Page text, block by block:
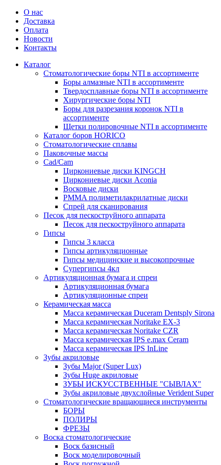
О нас
Доставка
Оплата
Новости
Контакты
Каталог
Стоматологические боры NTI в ассортименте
Боры алмазные NTI в ассортименте
Твердосплавные боры NTI в ассортименте
Хирургические боры NTI
Боры для разрезания коронок NTI в
ассортименте
Щетки полировочные NTI в ассортименте
Каталог боров HORICO
Стоматологические сплавы
Паковочные массы
Сad/Сam
Циркониевые диски KINGCH
Циркониевые диски Aconia
Восковые диски
PMMA полиметилакрилатные диски
Спрей для сканирования
Песок для пескоструйного аппарата
Песок для пескоструйного аппарата
Гипсы
Гипсы 3 класса
Гипсы артикуляционные
Гипсы медицинские и высокопрочные
Супергипсы 4кл
Артикуляционная бумага и спреи
Артикуляционная бумага
Артикуляционные спреи
Керамическая масса
Масса керамическая Duceram Dentsply Sirona
Масса керамическая Noritake EX-3
Масса керамическая Noritake CZR
Масса керамическая IPS e.max Ceram
Масса керамическая IPS InLine
Зубы акриловые
Зубы Major (Super Lux)
Зубы Huge акриловые
ЗУБЫ ИСКУССТВЕННЫЕ "СЫВЛАХ"
Зубы акриловые двухслойные Verident Super
Стоматологические вращающиеся инструменты
БОРЫ
ПОЛИРЫ
ФРЕЗЫ
Воска стоматологические
Воск базисный
Воск моделировочный